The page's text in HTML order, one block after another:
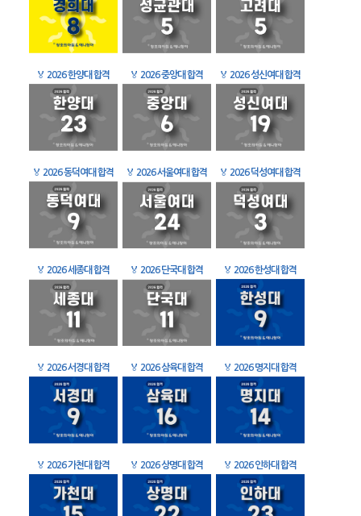
🏅 2026 한양대 합격 🏅 2026 중앙대 합격 🏅 2026 성신여대 합격
🏅 2026 동덕여대 합격 🏅 2026 서울여대 합격 🏅 2026 덕성여대 합격
🏅 2026 세종대 합격 🏅 2026 단국대 합격 🏅 2026 한성대 합격
🏅 2026 서경대 합격 🏅 2026 삼육대 합격 🏅 2026 명지대 합격
🏅 2026 가천대 합격 🏅 2026 상명대 합격 🏅 2026 인하대 합격